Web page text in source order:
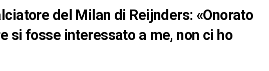
del Milan di Reijnders: «Onorato
si fosse interessato a me, non ci ho